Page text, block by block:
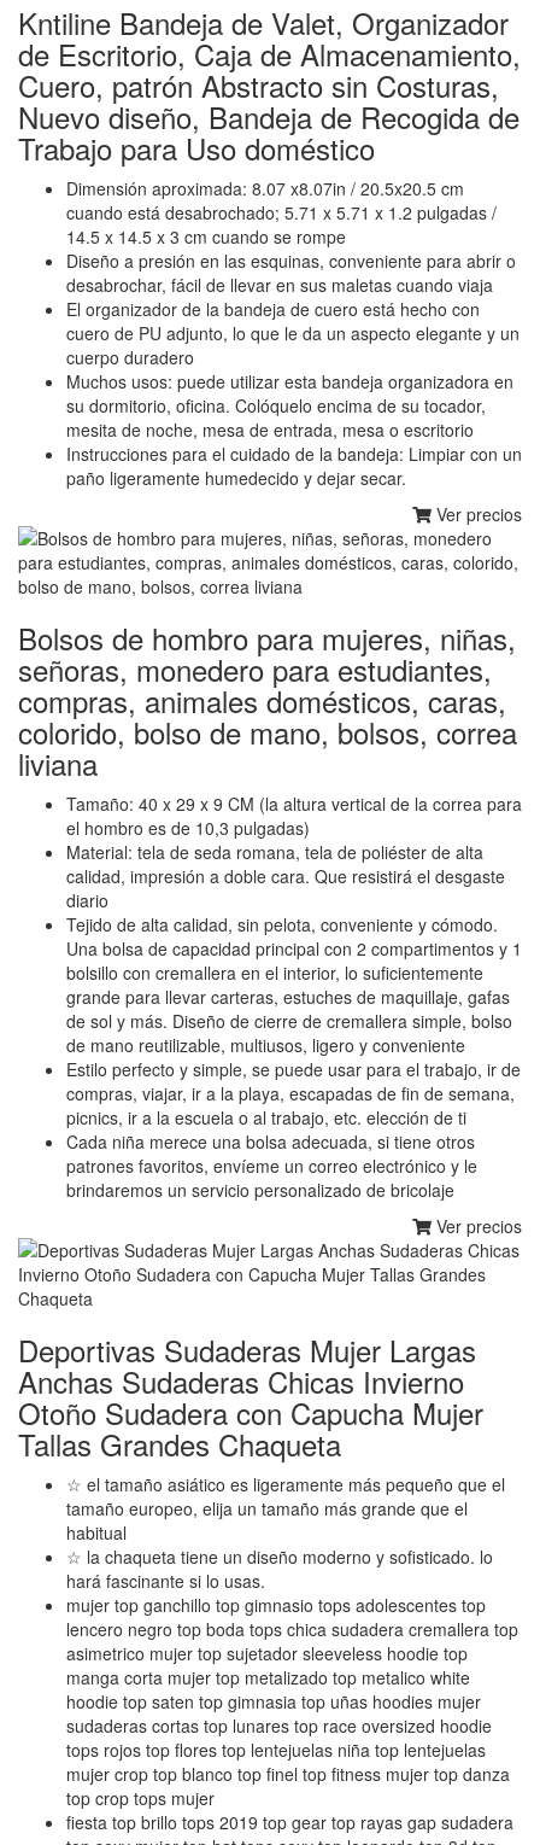
Kntiline Bandeja de Valet, Organizador
de Escritorio, Caja de Almacenamiento,
Cuero, patrón Abstracto sin Costuras,
Nuevo diseño, Bandeja de Recogida de
Trabajo para Uso doméstico
Dimensión aproximada: 8.07 x8.07in / 20.5x20.5 cm
cuando está desabrochado; 5.71 x 5.71 x 1.2 pulgadas /
14.5 x 14.5 x 3 cm cuando se rompe
Diseño a presión en las esquinas, conveniente para abrir o
desabrochar, fácil de llevar en sus maletas cuando viaja
El organizador de la bandeja de cuero está hecho con
cuero de PU adjunto, lo que le da un aspecto elegante y un
cuerpo duradero
Muchos usos: puede utilizar esta bandeja organizadora en
su dormitorio, oficina. Colóquelo encima de su tocador,
mesita de noche, mesa de entrada, mesa o escritorio
Instrucciones para el cuidado de la bandeja: Limpiar con un
paño ligeramente humedecido y dejar secar.
Ver precios
Bolsos de hombro para mujeres, niñas,
señoras, monedero para estudiantes,
compras, animales domésticos, caras,
colorido, bolso de mano, bolsos, correa
liviana
Tamaño: 40 x 29 x 9 CM (la altura vertical de la correa para
el hombro es de 10,3 pulgadas)
Material: tela de seda romana, tela de poliéster de alta
calidad, impresión a doble cara. Que resistirá el desgaste
diario
Tejido de alta calidad, sin pelota, conveniente y cómodo.
Una bolsa de capacidad principal con 2 compartimentos y 1
bolsillo con cremallera en el interior, lo suficientemente
grande para llevar carteras, estuches de maquillaje, gafas
de sol y más. Diseño de cierre de cremallera simple, bolso
de mano reutilizable, multiusos, ligero y conveniente
Estilo perfecto y simple, se puede usar para el trabajo, ir de
compras, viajar, ir a la playa, escapadas de fin de semana,
picnics, ir a la escuela o al trabajo, etc. elección de ti
Cada niña merece una bolsa adecuada, si tiene otros
patrones favoritos, envíeme un correo electrónico y le
brindaremos un servicio personalizado de bricolaje
Ver precios
Deportivas Sudaderas Mujer Largas
Anchas Sudaderas Chicas Invierno
Otoño Sudadera con Capucha Mujer
Tallas Grandes Chaqueta
☆ el tamaño asiático es ligeramente más pequeño que el
tamaño europeo, elija un tamaño más grande que el
habitual
☆ la chaqueta tiene un diseño moderno y sofisticado. lo
hará fascinante si lo usas.
mujer top ganchillo top gimnasio tops adolescentes top
lencero negro top boda tops chica sudadera cremallera top
asimetrico mujer top sujetador sleeveless hoodie top
manga corta mujer top metalizado top metalico white
hoodie top saten top gimnasia top uñas hoodies mujer
sudaderas cortas top lunares top race oversized hoodie
tops rojos top flores top lentejuelas niña top lentejuelas
mujer crop top blanco top finel top fitness mujer top danza
top crop tops mujer
fiesta top brillo tops 2019 top gear top rayas gap sudadera